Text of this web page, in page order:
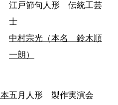
江戸節句人形 伝統工芸
士
中村宗光（本名 鈴木順
一朗）
五月人形 製作実演会